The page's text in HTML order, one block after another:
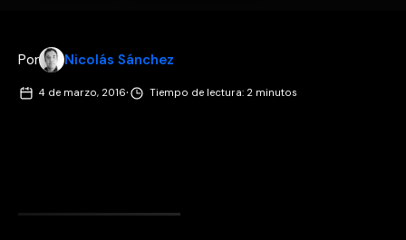
Por Nicolás Sánchez
4 de marzo, 2016· Tiempo de lectura: 2 minutos